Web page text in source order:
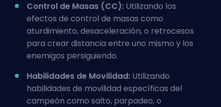
Control de Masas (CC): Utilizando los
efectos de control de masas como
aturdimiento, desaceleración, o retrocesos
para crear distancia entre uno mismo y los
enemigos persiguiendo.
Habilidades de Movilidad: Utilizando
habilidades de movilidad específicas del
campeón como salto, parpadeo, o